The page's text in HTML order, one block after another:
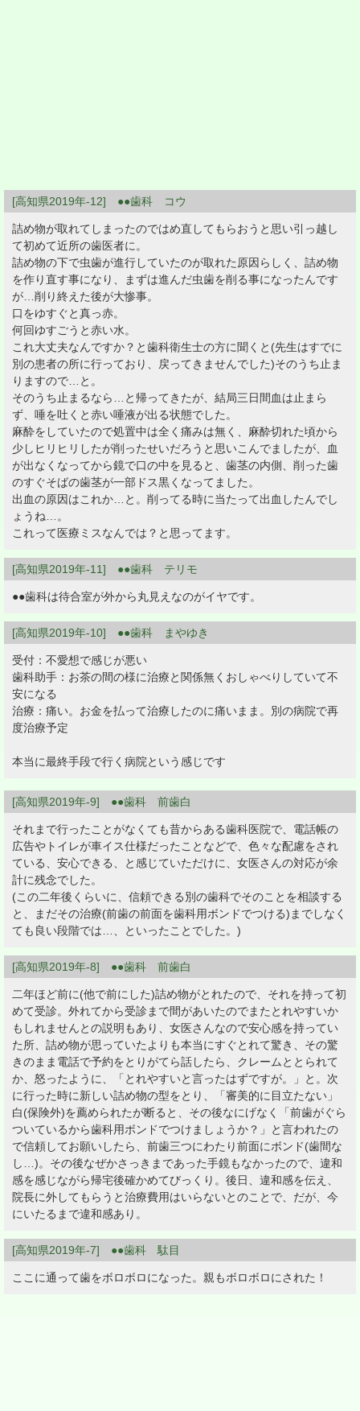
[高知県2019年-12] ●●歯科 コウ
詰め物が取れてしまったのではめ直してもらおうと思い引っ越し
て初めて近所の歯医者に。
詰め物の下で虫歯が進行していたのが取れた原因らしく、詰め物
を作り直す事になり、まずは進んだ虫歯を削る事になったんです
が…削り終えた後が大惨事。
口をゆすぐと真っ赤。
何回ゆすごうと赤い水。
これ大丈夫なんですか？と歯科衛生士の方に聞くと(先生はすでに
別の患者の所に行っており、戻ってきませんでした)そのうち止ま
りますので…と。
そのうち止まるなら…と帰ってきたが、結局三日間血は止まら
ず、唾を吐くと赤い唾液が出る状態でした。
麻酔をしていたので処置中は全く痛みは無く、麻酔切れた頃から
少しヒリヒリしたが削ったせいだろうと思いこんでましたが、血
が出なくなってから鏡で口の中を見ると、歯茎の内側、削った歯
のすぐそばの歯茎が一部ドス黒くなってました。
出血の原因はこれか…と。削ってる時に当たって出血したんでし
ょうね…。
これって医療ミスなんでは？と思ってます。
[高知県2019年-11] ●●歯科 テリモ
●●歯科は待合室が外から丸見えなのがイヤです。
[高知県2019年-10] ●●歯科 まやゆき
受付：不愛想で感じが悪い
歯科助手：お茶の間の様に治療と関係無くおしゃべりしていて不
安になる
治療：痛い。お金を払って治療したのに痛いまま。別の病院で再
度治療予定
本当に最終手段で行く病院という感じです
[高知県2019年-9] ●●歯科 前歯白
それまで行ったことがなくても昔からある歯科医院で、電話帳の
広告やトイレが車イス仕様だったことなどで、色々な配慮をされ
ている、安心できる、と感じていただけに、女医さんの対応が余
計に残念でした。
(この二年後くらいに、信頼できる別の歯科でそのことを相談する
と、まだその治療(前歯の前面を歯科用ボンドでつける)までしなく
ても良い段階では…、といったことでした。)
[高知県2019年-8] ●●歯科 前歯白
二年ほど前に(他で前にした)詰め物がとれたので、それを持って初
めて受診。外れてから受診まで間があいたのでまたとれやすいか
もしれませんとの説明もあり、女医さんなので安心感を持ってい
た所、詰め物が思っていたよりも本当にすぐとれて驚き、その驚
きのまま電話で予約をとりがてら話したら、クレームととられて
か、怒ったように、「とれやすいと言ったはずですが。」と。次
に行った時に新しい詰め物の型をとり、「審美的に目立たない」
白(保険外)を薦められたが断ると、その後なにげなく「前歯がぐら
ついているから歯科用ボンドでつけましょうか？」と言われたの
で信頼してお願いしたら、前歯三つにわたり前面にボンド(歯間な
し…)。その後なぜかさっきまであった手鏡もなかったので、違和
感を感じながら帰宅後確かめてびっくり。後日、違和感を伝え、
院長に外してもらうと治療費用はいらないとのことで、だが、今
にいたるまで違和感あり。
[高知県2019年-7] ●●歯科 駄目
ここに通って歯をボロボロになった。親もボロボロにされた！